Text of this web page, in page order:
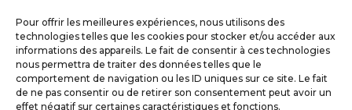
Pour offrir les meilleures expériences, nous utilisons des
technologies telles que les cookies pour stocker et/ou accéder aux
informations des appareils. Le fait de consentir à ces technologies
nous permettra de traiter des données telles que le
comportement de navigation ou les ID uniques sur ce site. Le fait
de ne pas consentir ou de retirer son consentement peut avoir un
effet négatif sur certaines caractéristiques et fonctions.